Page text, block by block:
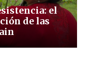
el
de las